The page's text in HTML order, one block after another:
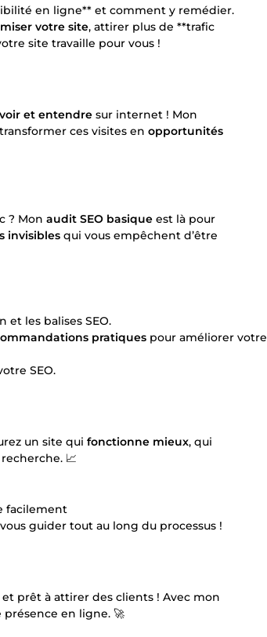
en ligne** et comment y remédier.
votre site, attirer plus de **trafic
site travaille pour vous !
voir et entendre sur internet ! Mon
ces visites en opportunités
? Mon audit SEO basique est là pour
invisibles qui vous empêchent d’être
et les balises SEO.
pratiques pour améliorer votre
SEO.
un site qui fonctionne mieux, qui
📈
facilement
guider tout au long du processus !
et prêt à attirer des clients ! Avec mon
en ligne. 🚀